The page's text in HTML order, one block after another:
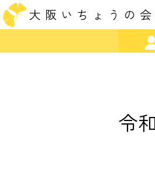
大 阪 い ち ょ う の 会
令